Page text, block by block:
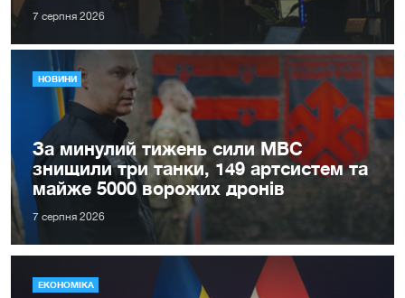
7 серпня 2026
НОВИНИ
За минулий тижень сили МВС
знищили три танки, 149 артсистем та
майже 5000 ворожих дронів
7 серпня 2026
ЕКОНОМІКА